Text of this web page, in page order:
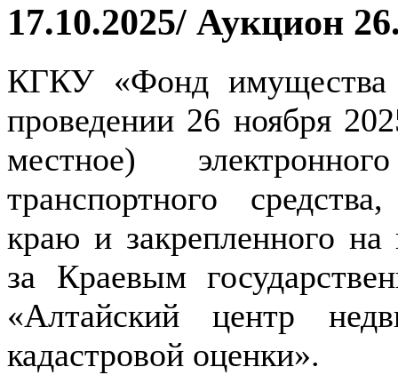
17.10.2025/ Аукцион
КГКУ «Фонд имущества
проведении 26 ноября
местное)
транспортного
краю и закрепленного на
за Краевым
«Алтайский центр
кадастровой оценки».